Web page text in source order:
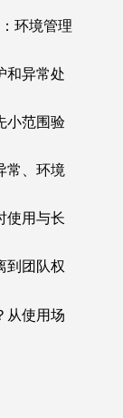
环境管理
和异常处
小范围验
常、环境
使用与长
到团队权
从使用场